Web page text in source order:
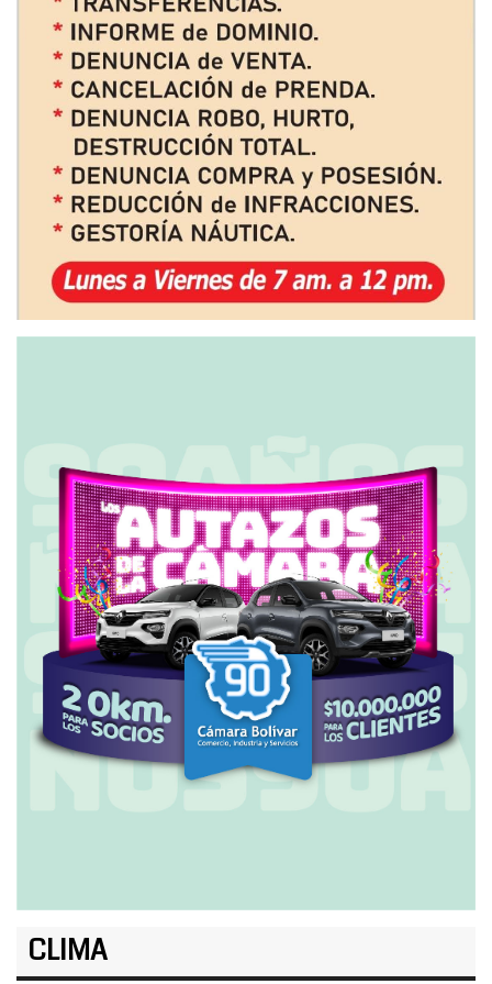
CLIMA